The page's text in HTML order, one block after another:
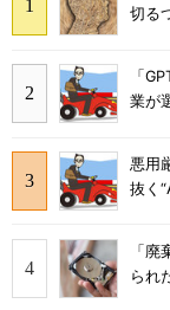
切る
「
業が
悪用
抜く
「
られ